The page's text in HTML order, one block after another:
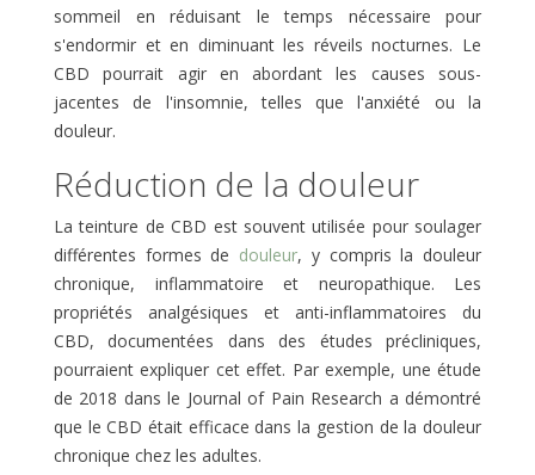
sommeil en réduisant le temps nécessaire pour
s'endormir et en diminuant les réveils nocturnes. Le
CBD pourrait agir en abordant les causes sous-
jacentes de l'insomnie, telles que l'anxiété ou la
douleur.
Réduction de la douleur
La teinture de CBD est souvent utilisée pour soulager
différentes formes de douleur, y compris la douleur
chronique, inflammatoire et neuropathique. Les
propriétés analgésiques et anti-inflammatoires du
CBD, documentées dans des études précliniques,
pourraient expliquer cet effet. Par exemple, une étude
de 2018 dans le Journal of Pain Research a démontré
que le CBD était efficace dans la gestion de la douleur
chronique chez les adultes.